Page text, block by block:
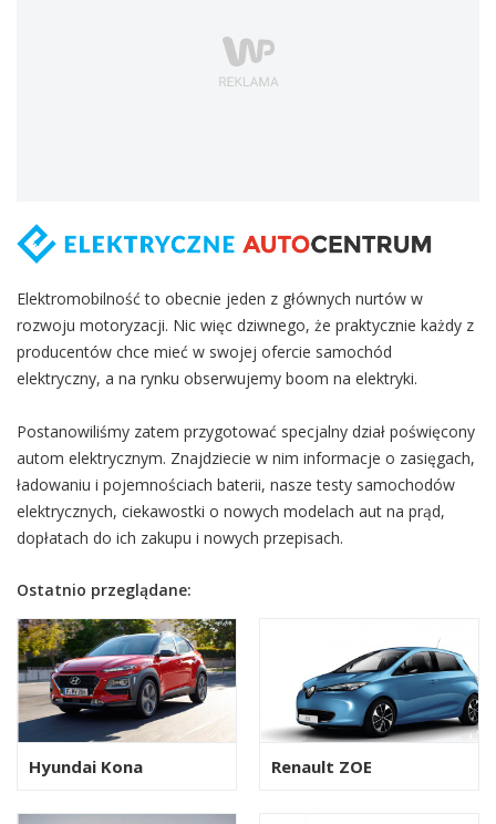
Elektromobilność to obecnie jeden z głównych nurtów w
rozwoju motoryzacji. Nic więc dziwnego, że praktycznie każdy z
producentów chce mieć w swojej ofercie samochód
elektryczny, a na rynku obserwujemy boom na elektryki.
Postanowiliśmy zatem przygotować specjalny dział poświęcony
autom elektrycznym. Znajdziecie w nim informacje o zasięgach,
ładowaniu i pojemnościach baterii, nasze testy samochodów
elektrycznych, ciekawostki o nowych modelach aut na prąd,
dopłatach do ich zakupu i nowych przepisach.
Ostatnio przeglądane:
Hyundai Kona Renault ZOE